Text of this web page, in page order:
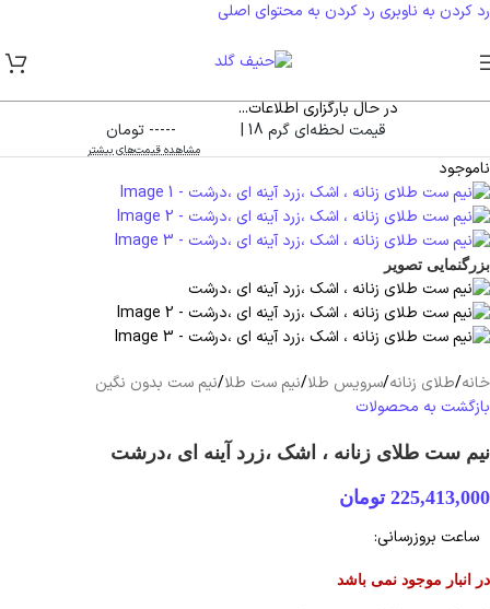
رد کردن به ناوبری رد کردن به محتوای اصلی
در حال بارگزاری اطلاعات...
قیمت لحظه‌ای گرم 18 |
----- تومان
مشاهده قیمت‌های بیشتر
ناموجود
بزرگنمایی تصویر
خانه/طلای زنانه/سرویس طلا/نیم ست طلا/نیم ست بدون نگین
بازگشت به محصولات
نیم ست طلای زنانه ، اشک ،زرد آینه ای ،درشت
225,413,000 تومان
ساعت بروزرسانی:
در انبار موجود نمی باشد